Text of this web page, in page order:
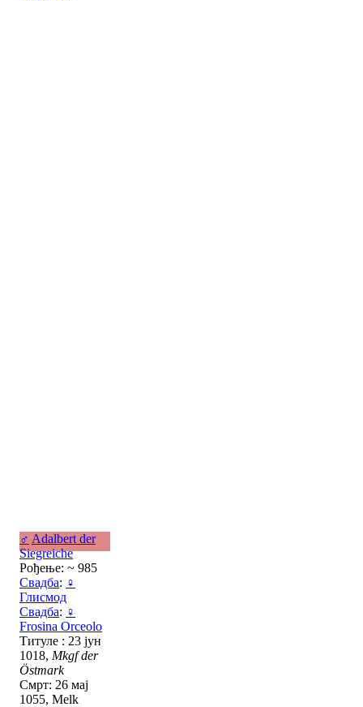
♂ Adalbert der
Siegreiche
Рођење: ~ 985
Свадба: ♀
Глисмод
Свадба: ♀
Frosina Orceolo
Титуле : 23 јун
1018, Mkgf der
Östmark
Смрт: 26 мај
1055, Melk